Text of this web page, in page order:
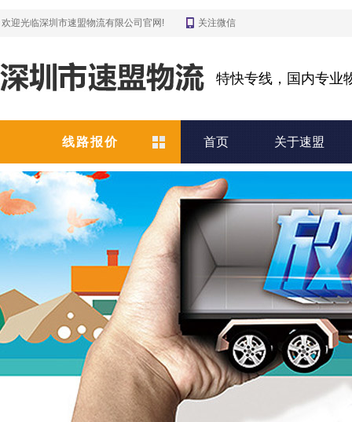
欢迎光临深圳市速盟物流有限公司官网! 关注微信
特快专线，国内专业
线路报价 首页 关于速盟